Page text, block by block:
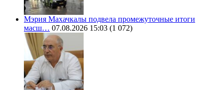
Мэрия Махачкалы подвела промежуточные итоги
масш… 07.08.2026 15:03 (1 072)